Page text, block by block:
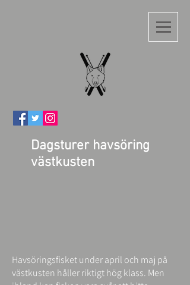
Dagsturer havsöring
västkusten
Havsöringsfisket under april och maj på
västkusten håller riktigt hög klass. Men